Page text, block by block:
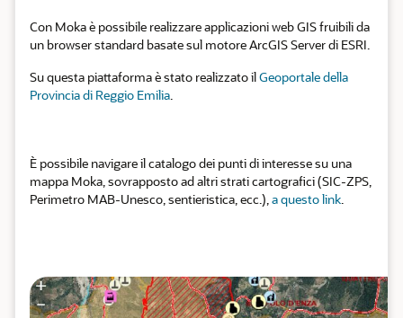
Con Moka è possibile realizzare applicazioni web GIS fruibili da
un browser standard basate sul motore ArcGIS Server di ESRI.
Su questa piattaforma è stato realizzato ilGeoportale della
Provincia di Reggio Emilia.
È possibile navigare il catalogo dei punti di interesse su una
mappa Moka, sovrapposto ad altri strati cartografici (SIC-ZPS,
Perimetro MAB-Unesco, sentieristica, ecc.),a questo link.